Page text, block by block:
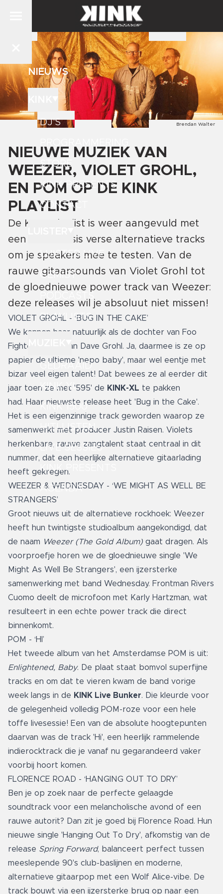
NIEUWS
DJ'S
STORE
KINK PRESENTS
CONTACT
LUISTER LIVE
GEMIST
PLAYLISTS
GEDRAAID
KINK XL
KINK 1500
HITLIJSTEN
LIVE SESSIES
KINK PRESENTS
AGENDA
Brendan Walter
NIEUWE MUZIEK VAN
WEEZER, VIOLET GROHL,
EN POM OP DE KINK
PLAYLIST
De KINK-playlist is weer aangevuld met
een flinke dosis verse alternatieve tracks
om je speakers mee te testen. Van de
rauwe gitaarsounds van Violet Grohl tot
de gloednieuwe power track van Weezer:
deze releases wil je absoluut niet missen!
VIOLET GROHL - ‘BUG IN THE CAKE’
We kennen haar natuurlijk als de dochter van Foo
Fighters-frontman Dave Grohl. Ja, daarmee is ze op
papier de ultieme 'nepo baby', maar wel eentje met
bizar veel eigen talent! Dat bewees ze al eerder dit
jaar toen ze met '595' de KINK-XL te pakken
had. Haar nieuwste release heet 'Bug in the Cake'.
Het is een eigenzinnige track geworden waarop ze
samenwerkt met producer Justin Raisen. Violets
herkenbare, rauwe zangtalent staat centraal in dit
nummer, dat een heerlijke alternatieve gitaarlading
heeft gekregen.
WEEZER & WEDNESDAY - ‘WE MIGHT AS WELL BE
STRANGERS’
Groot nieuws uit de alternatieve rockhoek: Weezer
heeft hun twintigste studioalbum aangekondigd, dat
de naam Weezer (The Gold Album) gaat dragen. Als
voorproefje horen we de gloednieuwe single 'We
Might As Well Be Strangers', een ijzersterke
samenwerking met band Wednesday. Frontman Rivers
Cuomo deelt de microfoon met Karly Hartzman, wat
resulteert in een echte power track die direct
binnenkomt.
POM - ‘HI’
Het tweede album van het Amsterdamse POM is uit:
Enlightened, Baby. De plaat staat bomvol superfijne
tracks en om dat te vieren kwam de band vorige
week langs in de KINK Live Bunker. Die kleurde voor
de gelegenheid volledig POM-roze voor een hele
toffe livesessie! Een van de absolute hoogtepunten
daarvan was de track 'Hi', een heerlijk rammelende
indierocktrack die je vanaf nu gegarandeerd vaker
voorbij hoort komen.
FLORENCE ROAD - ‘HANGING OUT TO DRY’
Ben je op zoek naar de perfecte gelaagde
soundtrack voor een melancholische avond of een
rauwe autorit? Dan zit je goed bij Florence Road. Hun
nieuwe single 'Hanging Out To Dry', afkomstig van de
release Spring Forward, balanceert perfect tussen
meeslepende 90's club-baslijnen en moderne,
alternatieve gitaarpop met een Wolf Alice-vibe. De
track bouwt via een ijzersterke brug op naar een